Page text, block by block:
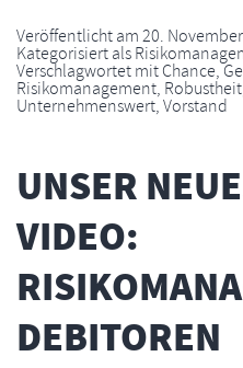
Veröffentlicht am20.
Kategorisiert als
Verschlagwortet mitChance,
Risikomanagement, Robustheit
Unternehmenswert,Vorstand
UNSER
VIDEO:
DEBITOREN